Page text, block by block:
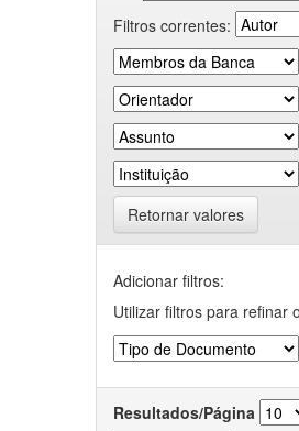
Filtros correntes:
Retornar valores
Adicionar filtros:
Utilizar filtros para refinar
Resultados/Página